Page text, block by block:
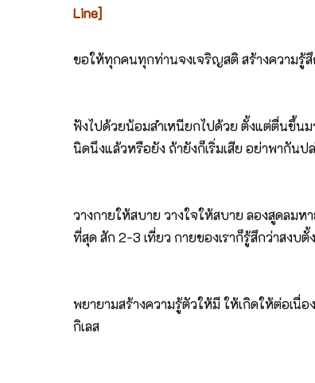
Line]
ขอให้ทุกคนทุกท่านจงเจริญสติ สร้างความรู้
ฟังไปด้วยน้อมสำเหนียกไปด้วย ตั้งแต่ตื่นขึ้นม
นิดนึงแล้วหรือยัง ถ้ายังก็เริ่มเสีย อย่าพากัน
วางกายให้สบาย วางใจให้สบาย ลองสูดลม
ที่สุด สัก 2-3 เที่ยว กายของเราก็รู้สึกว่าสงบ
พยายามสร้างความรู้ตัวให้มี ให้เกิดให้ต่อเนื่
กิเลส